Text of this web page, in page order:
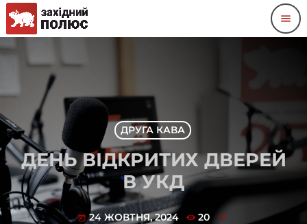
menu
ДРУГА КАВА
ДЕНЬ ВІДКРИТИХ ДВЕРЕЙ
В УКД
today 24 ЖОВТНЯ, 2024 20